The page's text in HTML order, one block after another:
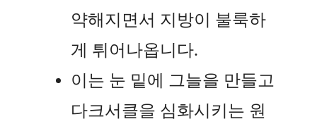
약해지면서 지방이 불룩하
게 튀어나옵니다.
이는 눈 밑에 그늘을 만들고
다크서클을 심화시키는 원